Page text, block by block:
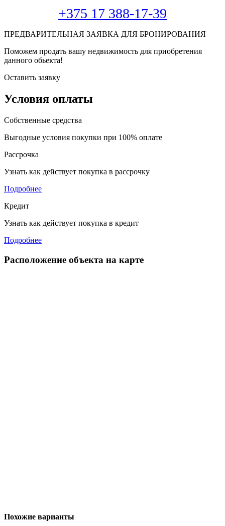
+375 17 388-17-39
ПРЕДВАРИТЕЛЬНАЯ ЗАЯВКА ДЛЯ БРОНИРОВАНИЯ
Поможем продать вашу недвижимость для приобретения
данного обьекта!
Оставить заявку
Условия оплаты
Собственные средства
Выгодные условия покупки при 100% оплате
Рассрочка
Узнать как действует покупка в рассрочку
Подробнее
Кредит
Узнать как действует покупка в кредит
Подробнее
Расположение объекта на карте
Похожие варианты